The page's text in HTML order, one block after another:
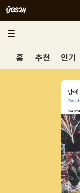
홈 추천 인기